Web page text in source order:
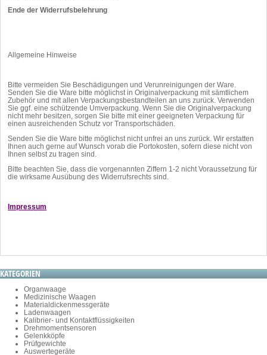
Ende der Widerrufsbelehrung
Allgemeine Hinweise
Bitte vermeiden Sie Beschädigungen und Verunreinigungen der Ware.
Senden Sie die Ware bitte möglichst in Originalverpackung mit sämtlichem
Zubehör und mit allen Verpackungsbestandteilen an uns zurück. Verwenden
Sie ggf. eine schützende Umverpackung. Wenn Sie die Originalverpackung
nicht mehr besitzen, sorgen Sie bitte mit einer geeigneten Verpackung für
einen ausreichenden Schutz vor Transportschäden.
Senden Sie die Ware bitte möglichst nicht unfrei an uns zurück. Wir erstatten
Ihnen auch gerne auf Wunsch vorab die Portokosten, sofern diese nicht von
Ihnen selbst zu tragen sind.
Bitte beachten Sie, dass die vorgenannten Ziffern 1-2 nicht Voraussetzung für
die wirksame Ausübung des Widerrufsrechts sind.
Impressum
KATEGORIEN
Organwaage
Medizinische Waagen
Materialdickenmessgeräte
Ladenwaagen
Kalibrier- und Kontaktflüssigkeiten
Drehmomentsensoren
Gelenkköpfe
Prüfgewichte
Auswertegeräte